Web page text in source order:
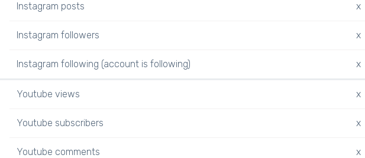
Instagram posts x
Instagram followers x
Instagram following (account is following) x
Youtube views x
Youtube subscribers x
Youtube comments x